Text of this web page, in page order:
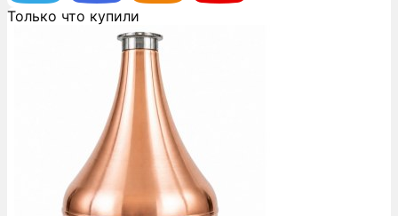
Только что купили